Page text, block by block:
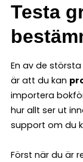
Testa
En av de
är att du kan
importera
hur allt ser ut
support om du
Först när du är